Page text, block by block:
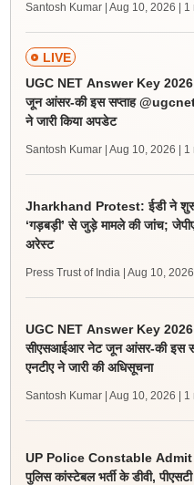
Santosh Kumar | Aug 10, 2026 |
LIVE
UGC NET Answer Key 2026
जून आंसर-की इस सप्ताह
ने जारी किया अपडेट
Santosh Kumar | Aug 10, 2026 |
Jharkhand Protest: ईडी ने शुरू
‘गड़बड़ी’ से जुड़े मामले की जांच;
अरेस्ट
Press Trust of India | Aug 10, 2026
UGC NET Answer Key
सीएसआईआर नेट जून आंसर-की इस
एनटीए ने जारी की अधिसूचना
Santosh Kumar | Aug 10, 2026 |
UP Police Constable Admit
पुलिस कांस्टेबल भर्ती के डीवी, पीएसटी